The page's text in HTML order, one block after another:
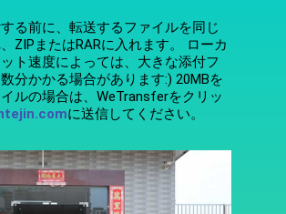
る前に、転送するファイルを同じ
ZIPまたはRARに入れます。 ローカ
ト速度によっては、大きな添付フ
分かかる場合があります:) 20MBを
ルの場合は、WeTransferをクリッ
に送信してください。